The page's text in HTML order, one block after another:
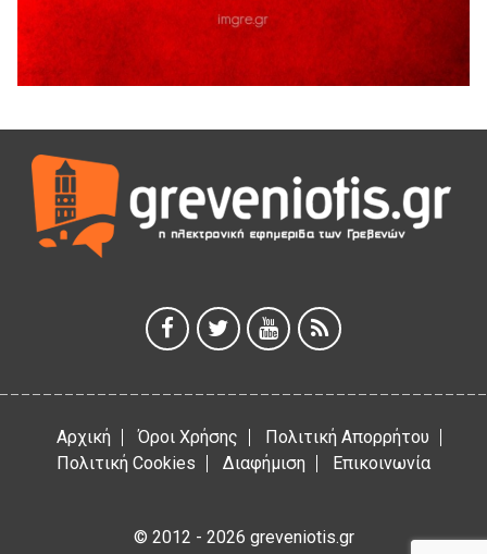
Θερινό Σινεμά στο πλαίσιο του «Πολιτιστικού
Καλοκαιριού 2026» με την βραβευμένη ταινία «Μικρές
Ανάσες».
εξοπλισμού γυμναστηρίου
5 Αυγούστου 2026
ΑΗ ΛΑΟΣ | 5 Αυγούστου | Υπαίθριο Θέατρο “Καστράκι”,
Γρεβενά
5 Αυγούστου 2026
5 Αυγούστου 2026
Αρχική Όροι Χρήσης
Πολιτική Απορρήτου
Πολιτική Cookies
Διαφήμιση Επικοινωνία
© 2012 - 2026 greveniotis.gr